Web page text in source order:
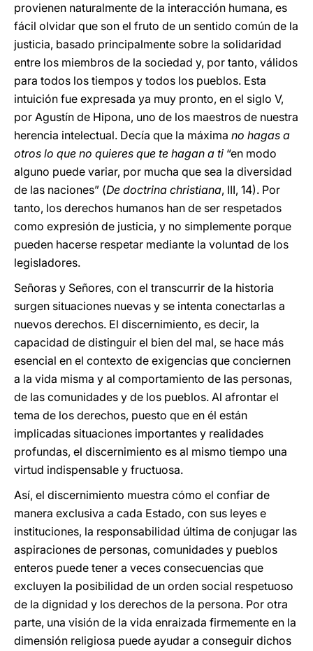
provienen naturalmente de la interacción humana, es
fácil olvidar que son el fruto de un sentido común de la
justicia, basado principalmente sobre la solidaridad
entre los miembros de la sociedad y, por tanto, válidos
para todos los tiempos y todos los pueblos. Esta
intuición fue expresada ya muy pronto, en el siglo V,
por Agustín de Hipona, uno de los maestros de nuestra
herencia intelectual. Decía que la máxima no hagas a
otros lo que no quieres que te hagan a ti “en modo
alguno puede variar, por mucha que sea la diversidad
de las naciones” (De doctrina christiana, III, 14). Por
tanto, los derechos humanos han de ser respetados
como expresión de justicia, y no simplemente porque
pueden hacerse respetar mediante la voluntad de los
legisladores.
Señoras y Señores, con el transcurrir de la historia
surgen situaciones nuevas y se intenta conectarlas a
nuevos derechos. El discernimiento, es decir, la
capacidad de distinguir el bien del mal, se hace más
esencial en el contexto de exigencias que conciernen
a la vida misma y al comportamiento de las personas,
de las comunidades y de los pueblos. Al afrontar el
tema de los derechos, puesto que en él están
implicadas situaciones importantes y realidades
profundas, el discernimiento es al mismo tiempo una
virtud indispensable y fructuosa.
Así, el discernimiento muestra cómo el confiar de
manera exclusiva a cada Estado, con sus leyes e
instituciones, la responsabilidad última de conjugar las
aspiraciones de personas, comunidades y pueblos
enteros puede tener a veces consecuencias que
excluyen la posibilidad de un orden social respetuoso
de la dignidad y los derechos de la persona. Por otra
parte, una visión de la vida enraizada firmemente en la
dimensión religiosa puede ayudar a conseguir dichos